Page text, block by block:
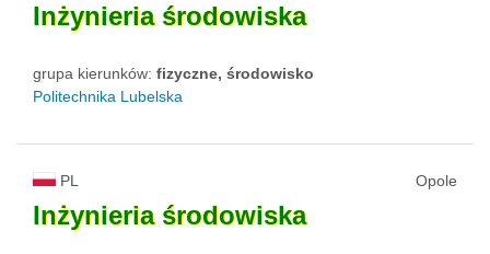
Inżynieria środowiska
grupa kierunków: fizyczne, środowisko
Politechnika Lubelska
PL Opole
Inżynieria środowiska